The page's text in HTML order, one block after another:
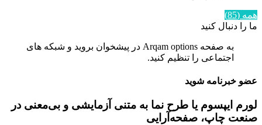
همه (85)
ما را دنبال کنید
به صفحه Arqam options در پیشخوان بروید و شبکه های
اجتماعی را تنظیم کنید.
عضو خبرنامه شوید
لورم ایپسوم یا طرح‌ نما به متنی آزمایشی و بی‌معنی در
صنعت چاپ، صفحه‌آرایی